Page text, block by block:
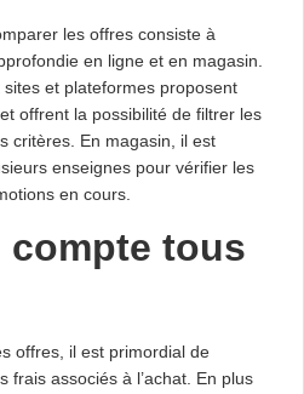
les offres consiste à
en ligne et en magasin.
et plateformes proposent
offrent la possibilité de filtrer les
critères. En magasin, il est
enseignes pour vérifier les
en cours.
compte tous
offres, il est primordial de
frais associés à l’achat. En plus